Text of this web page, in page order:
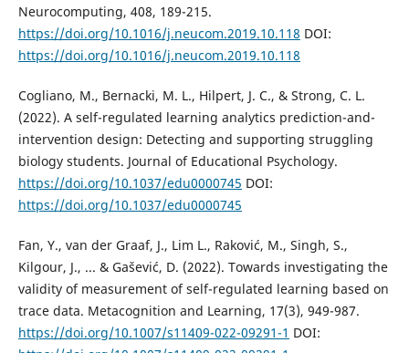
Neurocomputing, 408, 189-215.
https://doi.org/10.1016/j.neucom.2019.10.118 DOI:
https://doi.org/10.1016/j.neucom.2019.10.118
Cogliano, M., Bernacki, M. L., Hilpert, J. C., & Strong, C. L.
(2022). A self-regulated learning analytics prediction-and-
intervention design: Detecting and supporting struggling
biology students. Journal of Educational Psychology.
https://doi.org/10.1037/edu0000745 DOI:
https://doi.org/10.1037/edu0000745
Fan, Y., van der Graaf, J., Lim L., Raković, M., Singh, S.,
Kilgour, J., ... & Gašević, D. (2022). Towards investigating the
validity of measurement of self-regulated learning based on
trace data. Metacognition and Learning, 17(3), 949-987.
https://doi.org/10.1007/s11409-022-09291-1 DOI: